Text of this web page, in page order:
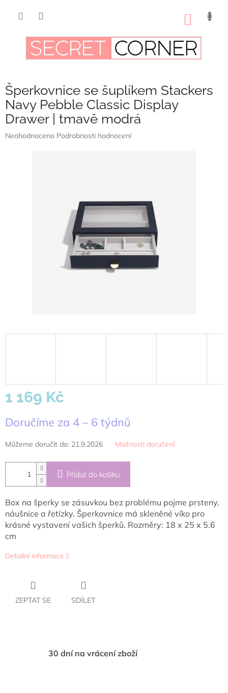
Šperkovnice se šuplíkem Stackers
Navy Pebble Classic Display
Drawer | tmavě modrá
Průměrné
Neohodnoceno Podrobnosti hodnocení
1 169 Kč
cena:
Doručíme za 4 – 6 týdnů
Můžeme doručit do: 21.9.2026 Možnosti doručení
Přidat do košíku
Box na šperky se zásuvkou bez problému pojme prsteny,
náušnice a řetízky. Šperkovnice má skleněné víko pro
krásné vystavení vašich šperků. Rozměry: 18 x 25 x 5.6
cm
Detailní informace
ZEPTAT SE SDÍLET
30 dní na vrácení zboží